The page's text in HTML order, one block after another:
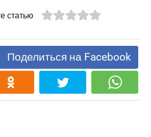
статью
Поделиться на Facebook